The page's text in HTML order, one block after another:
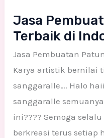
Jasa
Terbaik di
Jasa Pembuatan
Karya artistik bernilai
sanggaralle…. Halo
sanggaralle
ini???? Semoga
berkreasi terus setiap